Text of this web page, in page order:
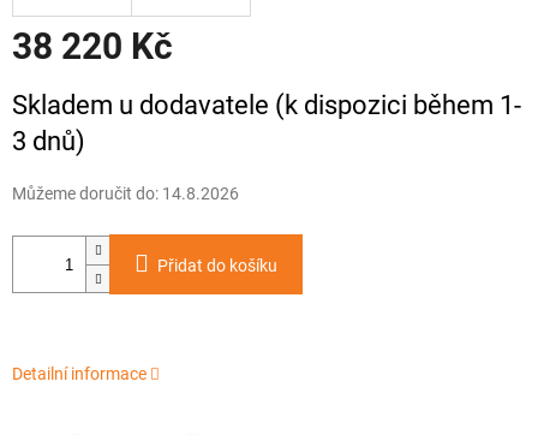
38 220 Kč
cena:
Skladem u dodavatele (k dispozici během 1-
3 dnů)
Můžeme doručit do: 14.8.2026
Přidat do košíku
Detailní informace